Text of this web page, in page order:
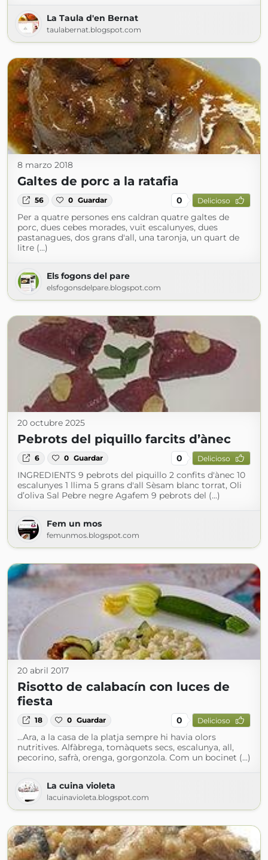
La Taula d'en Bernat
taulabernat.blogspot.com
8 marzo 2018
Galtes de porc a la ratafia
56 0 Guardar 0 Delicioso
Per a quatre persones ens caldran quatre galtes de
porc, dues cebes morades, vuit escalunyes, dues
pastanagues, dos grans d'all, una taronja, un quart de
litre (...)
Els fogons del pare
elsfogonsdelpare.blogspot.com
20 octubre 2025
Pebrots del piquillo farcits d’ànec
6 0 Guardar 0 Delicioso
INGREDIENTS 9 pebrots del piquillo 2 confits d'ànec 10
escalunyes 1 llima 5 grans d'all Sèsam blanc torrat, Oli
d’oliva Sal Pebre negre Agafem 9 pebrots del (...)
Fem un mos
femunmos.blogspot.com
20 abril 2017
Risotto de calabacín con luces de
fiesta
18 0 Guardar 0 Delicioso
...Ara, a la casa de la platja sempre hi havia olors
nutritives. Alfàbrega, tomàquets secs, escalunya, all,
pecorino, safrà, orenga, gorgonzola. Com un bocinet (...)
La cuina violeta
lacuinavioleta.blogspot.com